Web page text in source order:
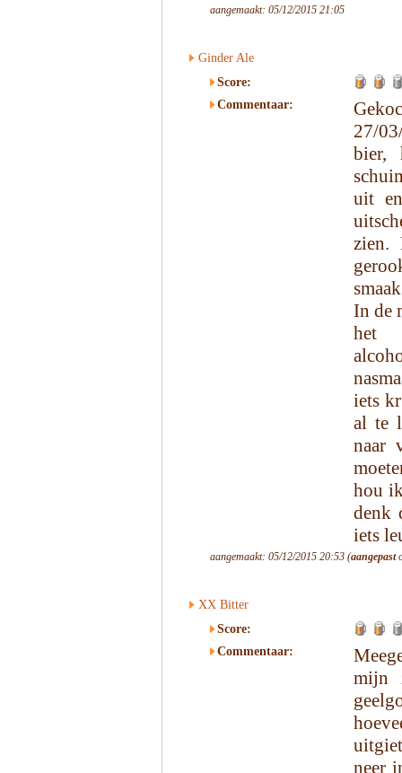
aangemaakt: 05/12/2015 21:05
Ginder Ale
Score:
Commentaar:
27/
bier,
uit
zien.
In de
het
iets
al te
naar
hou
denk
iets
aangemaakt: 05/12/2015 20:53 (aangepast
XX Bitter
Score:
Commentaar:
mijn
neer